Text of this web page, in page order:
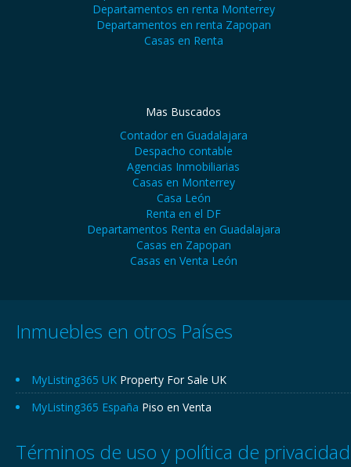
Departamentos en renta Monterrey
Departamentos en renta Zapopan
Casas en Renta
Mas Buscados
Contador en Guadalajara
Despacho contable
Agencias Inmobiliarias
Casas en Monterrey
Casa León
Renta en el DF
Departamentos Renta en Guadalajara
Casas en Zapopan
Casas en Venta León
Inmuebles en otros Países
MyListing365 UK Property For Sale UK
MyListing365 España Piso en Venta
Términos de uso y política de privacidad